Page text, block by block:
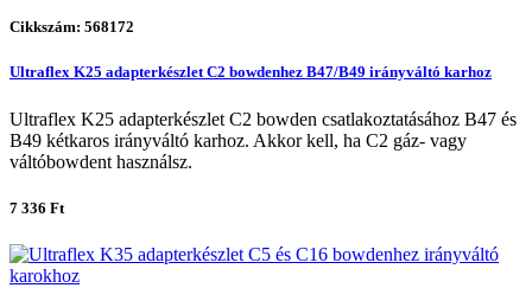
Cikkszám: 568172
Ultraflex K25 adapterkészlet C2 bowdenhez B47/B49 irányváltó karhoz
Ultraflex K25 adapterkészlet C2 bowden csatlakoztatásához B47 és
B49 kétkaros irányváltó karhoz. Akkor kell, ha C2 gáz- vagy
váltóbowdent használsz.
7 336 Ft